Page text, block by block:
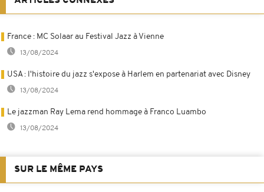
France : MC Solaar au Festival Jazz à Vienne
13/08/2024
USA : l'histoire du jazz s'expose à Harlem en partenariat avec Disney
13/08/2024
Le jazzman Ray Lema rend hommage à Franco Luambo
13/08/2024
SUR LE MÊME PAYS